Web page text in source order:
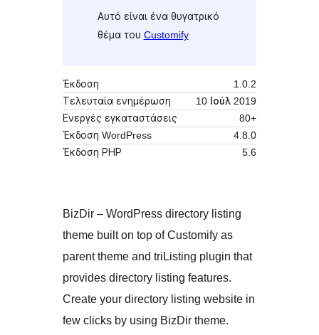
Αυτό είναι ένα θυγατρικό
θέμα του Customify
Έκδοση
1.0.2
Τελευταία ενημέρωση
10 Ιούλ 2019
Ενεργές εγκαταστάσεις
80+
Έκδοση WordPress
4.8.0
Έκδοση ΡΗΡ
5.6
BizDir – WordPress directory listing
theme built on top of Customify as
parent theme and triListing plugin that
provides directory listing features.
Create your directory listing website in
few clicks by using BizDir theme.